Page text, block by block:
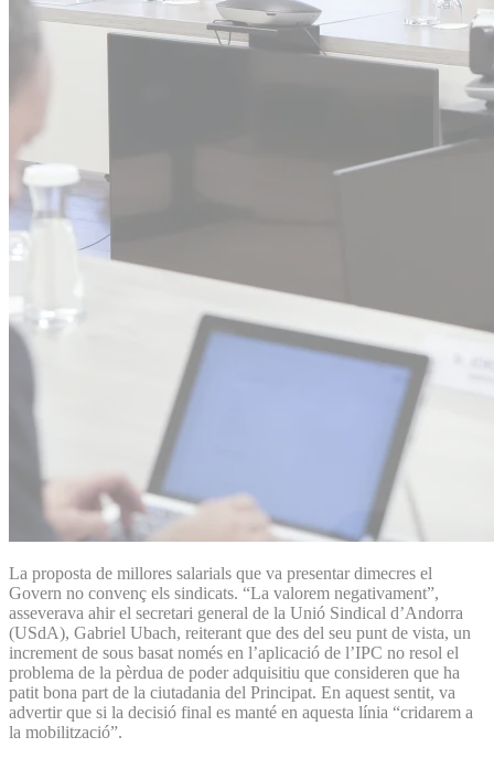
La proposta de millores salarials que va presentar dimecres el
Govern no convenç els sindicats. “La valorem negativament”,
asseverava ahir el secretari general de la Unió Sindical d’Andorra
(USdA), Gabriel Ubach, reiterant que des del seu punt de vista, un
increment de sous basat només en l’aplicació de l’IPC no resol el
problema de la pèrdua de poder adquisitiu que consideren que ha
patit bona part de la ciutadania del Principat. En aquest sentit, va
advertir que si la decisió final es manté en aquesta línia “cridarem a
la mobilització”.